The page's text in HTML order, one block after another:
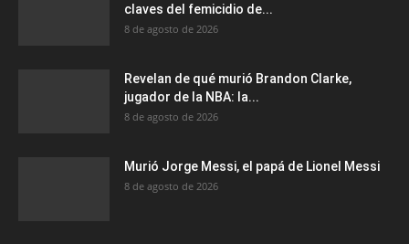
claves del femicidio de...
8 de agosto de 2026
Revelan de qué murió Brandon Clarke,
jugador de la NBA: la...
8 de agosto de 2026
Murió Jorge Messi, el papá de Lionel Messi
8 de agosto de 2026